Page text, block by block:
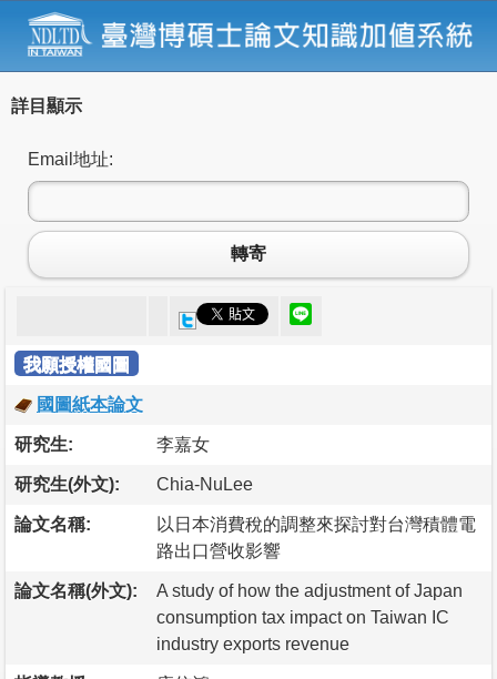
詳目顯示
Email地址:
轉寄
我願授權國圖
國圖紙本論文
研究生: 李嘉女
研究生(外文): Chia-NuLee
論文名稱:
以日本消費稅的調整來探討對台灣積體電
路出口營收影響
論文名稱(外文):
A study of how the adjustment of Japan
consumption tax impact on Taiwan IC
industry exports revenue